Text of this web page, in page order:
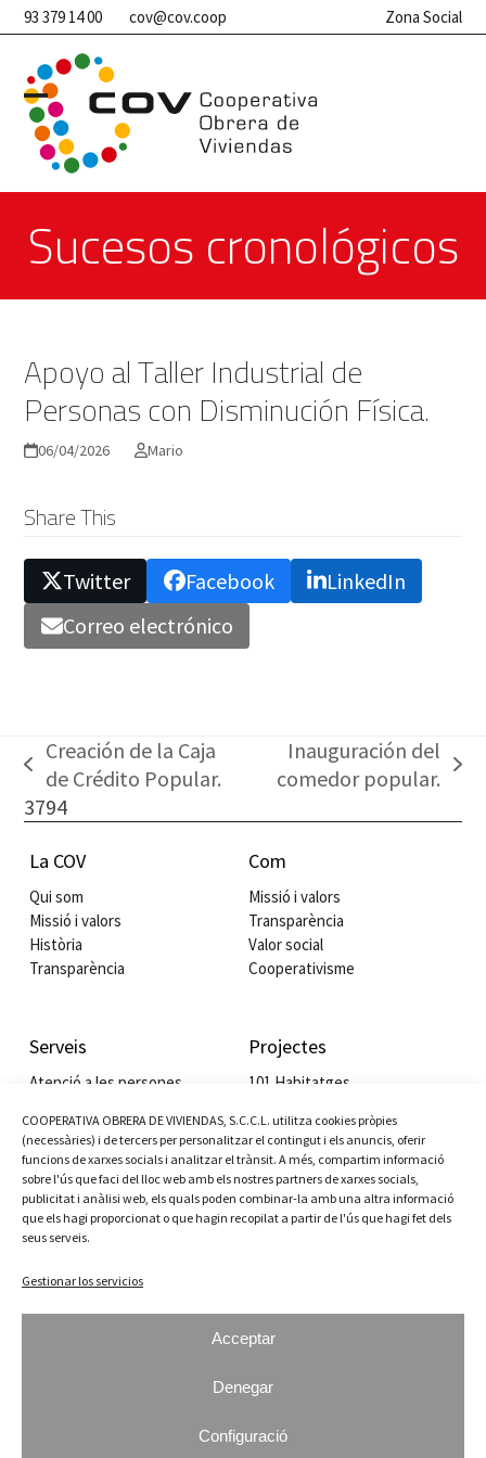
COOPERATIVA OBRERA DE VIVIENDAS, S.C.C.L. utilitza cookies pròpies
(necessàries) i de tercers per personalitzar el contingut i els anuncis, oferir
funcions de xarxes socials i analitzar el trànsit. A més, compartim informació
sobre l'ús que faci del lloc web amb els nostres partners de xarxes socials,
publicitat i anàlisi web, els quals poden combinar-la amb una altra informació
que els hagi proporcionat o que hagin recopilat a partir de l'ús que hagi fet dels
seus serveis.
Gestionar los servicios
Acceptar
Denegar
Configuració
Skip
to
content
93 379 14 00 cov@cov.coop Zona Social
Open
mobile
menu
Close
mobile
menu
Sucesos cronológicos
Apoyo al Taller Industrial de
Personas con Disminución Física.
06/04/2026 Mario
Share This
Twitter Facebook
LinkedIn
Correo electrónico
previous
post:
Creación de la Caja
de Crédito Popular.
next
Inauguración del
comedor popular.
3794
La COV
Qui som
Missió i valors
Història
Transparència
Com
Missió i valors
Transparència
Valor social
Cooperativisme
Serveis
Atenció a les persones
Servei de gestió a comunitats
Cessió i lloguer social de locals
Lloguer comercial
Projectes
101 Habitatges
Residència Juan Vidal
Tallers cooperativisme
Valor Social Integrat
Notícies
Agenda
08820 El Prat de Llobregat
93 379 14 00
cov@cov.coop